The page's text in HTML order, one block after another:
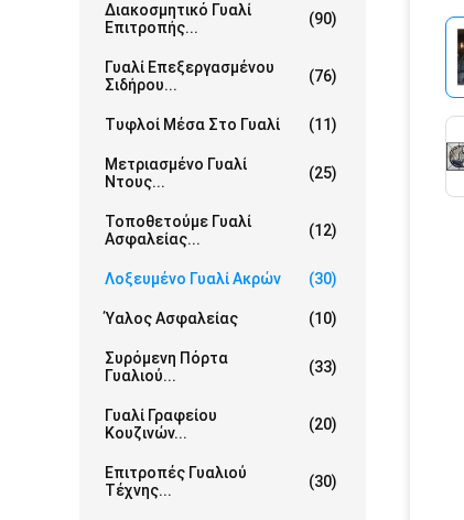
Διακοσμητικό Γυαλί
Επιτροπής...
(90)
Γυαλί Επεξεργασμένου
Σιδήρου...
(76)
Τυφλοί Μέσα Στο Γυαλί (11)
Μετριασμένο Γυαλί
Ντους...
(25)
Τοποθετούμε Γυαλί
Ασφαλείας...
(12)
Λοξευμένο Γυαλί Ακρών (30)
Ύαλος Ασφαλείας (10)
Συρόμενη Πόρτα
Γυαλιού...
(33)
Γυαλί Γραφείου
Κουζινών...
(20)
Επιτροπές Γυαλιού
Τέχνης...
(30)